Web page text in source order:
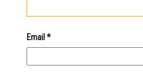
Email *